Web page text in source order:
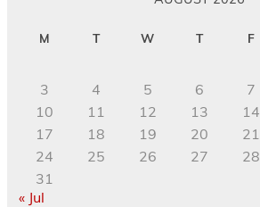
M T W T F
3
4 5 6 7
10
11 12 13 14
17
18 19 20 21
24
25 26 27 28
31
« Jul